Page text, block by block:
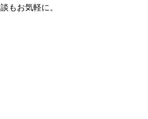
もお気軽に。